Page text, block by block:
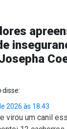
disse:
2026 às 18:43
virou um canil